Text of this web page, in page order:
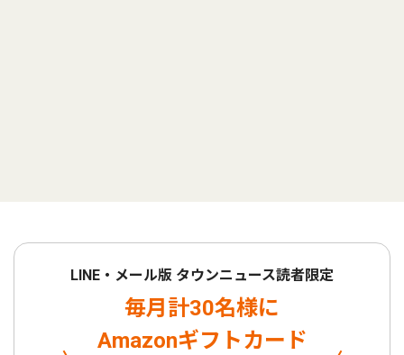
LINE・メール版 タウンニュース読者限定
毎月計30名様に
Amazonギフトカード